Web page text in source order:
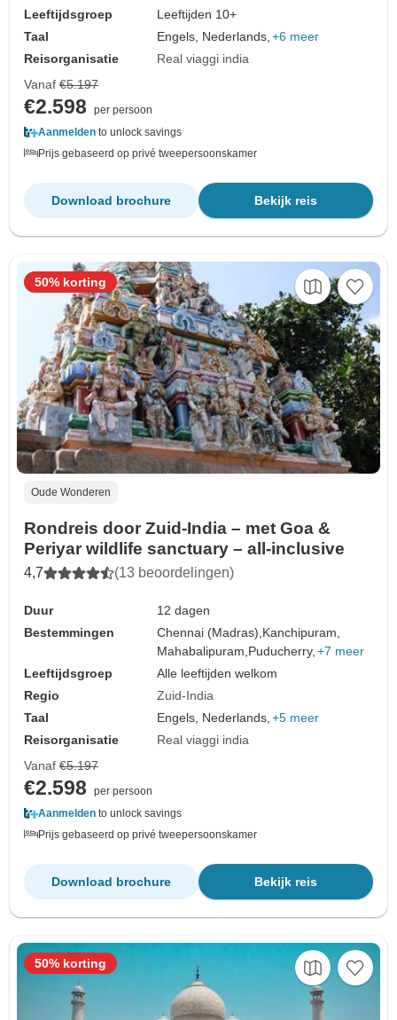
Leeftijdsgroep
Leeftijden 10+
Taal
Engels, Nederlands, +6 meer
Reisorganisatie
Real viaggi india
Vanaf €5.197
€2.598
per persoon
Aanmelden to unlock savings
Prijs gebaseerd op privé tweepersoonskamer
Bekijk reis
Download brochure
Oude Wonderen
Rondreis door Zuid-India – met Goa &
Periyar wildlife sanctuary – all-inclusive
4,7 (13 beoordelingen)
Duur
12 dagen
Bestemmingen
Chennai (Madras), Kanchipuram,
Mahabalipuram, Puducherry, +7 meer
Leeftijdsgroep
Alle leeftijden welkom
Regio
Zuid-India
Taal
Engels, Nederlands, +5 meer
Reisorganisatie
Real viaggi india
50% korting
Vanaf €5.197
€2.598
per persoon
Aanmelden to unlock savings
Prijs gebaseerd op privé tweepersoonskamer
Bekijk reis
Download brochure
50% korting